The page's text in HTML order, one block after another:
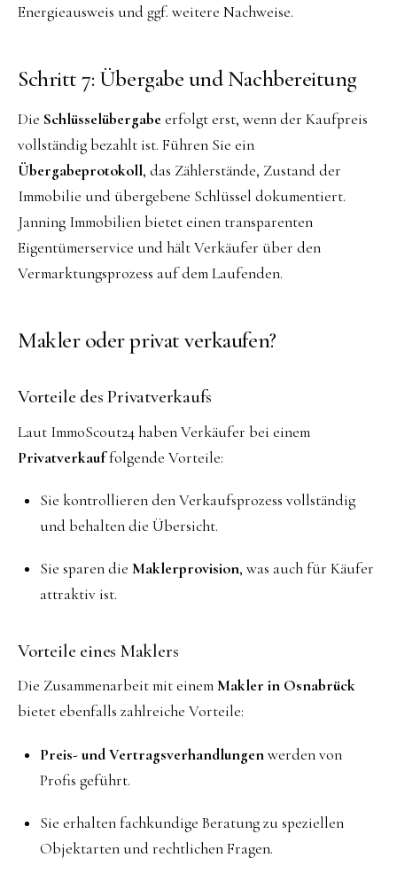
Energieausweis und ggf. weitere Nachweise.
Schritt 7: Übergabe und Nachbereitung
Die Schlüsselübergabeerfolgt erst, wenn der Kaufpreis
vollständig bezahlt ist. Führen Sie ein
Übergabeprotokoll, das Zählerstände, Zustand der
Immobilie und übergebene Schlüssel dokumentiert.
Janning Immobilien bietet einen transparenten
Eigentümerservice und hält Verkäufer über den
Vermarktungsprozess auf dem Laufenden.
Makler oder privat verkaufen?
Vorteile des Privatverkaufs
Laut ImmoScout24 haben Verkäufer bei einem
Privatverkauffolgende Vorteile:
Sie kontrollieren den Verkaufsprozess vollständig
und behalten die Übersicht.
Sie sparen die Maklerprovision, was auch für Käufer
attraktiv ist.
Vorteile eines Maklers
Die Zusammenarbeit mit einemMakler in Osnabrück
bietet ebenfalls zahlreiche Vorteile:
Preis- und Vertragsverhandlungenwerden von
Profis geführt.
Sie erhalten fachkundige Beratung zu speziellen
Objektarten und rechtlichen Fragen.